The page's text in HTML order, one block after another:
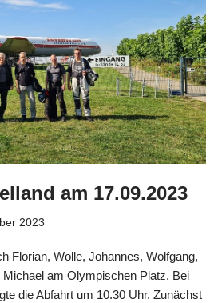
am 17.09.2023
2023
Florian, Wolle, Johannes, Wolfgang,
Michael am Olympischen Platz. Bei
die Abfahrt um 10.30 Uhr. Zunächst